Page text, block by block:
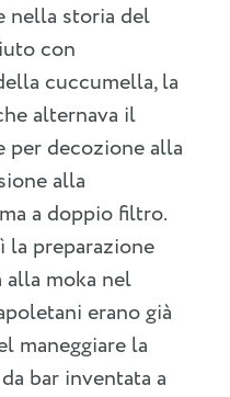
nella storia del
con
cuccumella, la
alternava il
per decozione alla
alla
a doppio filtro.
la preparazione
alla moka nel
erano già
maneggiare la
bar inventata a